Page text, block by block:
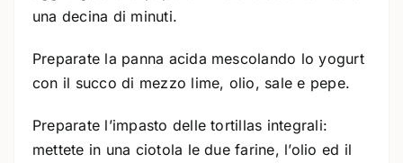
una decina di minuti.
Preparate la panna acida mescolando lo yogurt
con il succo di mezzo lime, olio, sale e pepe.
Preparate l’impasto delle tortillas integrali:
mettete in una ciotola le due farine, l’olio ed il